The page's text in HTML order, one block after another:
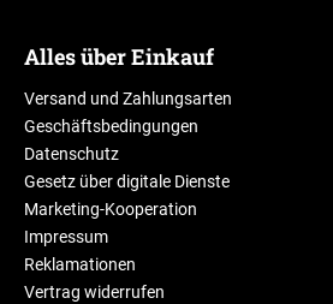
Alles über Einkauf
Versand und Zahlungsarten
Geschäftsbedingungen
Datenschutz
Gesetz über digitale Dienste
Marketing-Kooperation
Impressum
Reklamationen
Vertrag widerrufen